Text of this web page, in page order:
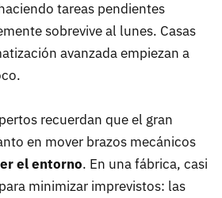
tareas pendientes
sobrevive al lunes. Casas
avanzada empiezan a
recuerdan que el gran
en mover brazos mecánicos
el entorno. En una fábrica, casi
minimizar imprevistos: las